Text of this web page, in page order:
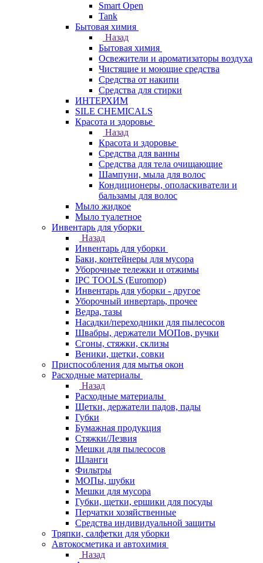
Smart Open
Tank
Бытовая химия
Назад
Бытовая химия
Освежители и ароматизаторы воздуха
Чистящие и моющие средства
Средства от накипи
Средства для стирки
ИНТЕРХИМ
SILE CHEMICALS
Красота и здоровье
Назад
Красота и здоровье
Средства для ванны
Средства для тела очищающие
Шампуни, мыла для волос
Кондиционеры, ополаскиватели и
бальзамы для волос
Мыло жидкое
Мыло туалетное
Инвентарь для уборки
Назад
Инвентарь для уборки
Баки, контейнеры для мусора
Уборочные тележки и отжимы
IPC TOOLS (Euromop)
Инвентарь для уборки - другое
Уборочный инвертарь, прочее
Ведра, тазы
Насадки/переходники для пылесосов
Швабры, держатели МОПов, ручки
Сгоны, стяжки, склизы
Веники, щетки, совки
Приспособления для мытья окон
Расходные материалы
Назад
Расходные материалы
Щетки, держатели падов, пады
Губки
Бумажная продукция
Стяжки/Лезвия
Мешки для пылесосов
Шланги
Фильтры
МОПы, шубки
Мешки для мусора
Губки, щетки, ершики для посуды
Перчатки хозяйственные
Средства индивидуальной защиты
Тряпки, салфетки для уборки
Автокосметика и автохимия
Назад